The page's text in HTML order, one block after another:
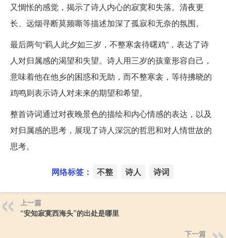
又惆怅的感觉，揭示了诗人内心的寂寞和失落。清夜更
长、远烟寻断莫频嘶等描述加深了孤寂和无奈的氛围。
最后两句“羁人此夕如三岁，不整寒衾待曙鸡”，表达了诗
人对归属感的渴望和失望。诗人用三岁的孩童形容自己，
意味着他在他乡的困惑和无助，而不整寒衾，等待拂晓的
鸡鸣则表示诗人对未来的期望和希望。
整首诗词通过对夜晚景色的描绘和内心情感的表达，以及
对归属感的思考，展现了诗人深沉的哲思和对人情世故的
思考。
网络标签： 不整 诗人 诗词
上一篇
“安知寂寞西海头”的出处是哪里
下一篇